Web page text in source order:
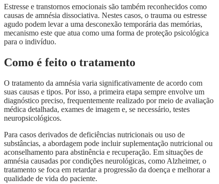
Estresse e transtornos emocionais são também reconhecidos como
causas de amnésia dissociativa. Nestes casos, o trauma ou estresse
agudo podem levar a uma desconexão temporária das memórias,
mecanismo este que atua como uma forma de proteção psicológica
para o indivíduo.
Como é feito o tratamento
O tratamento da amnésia varia significativamente de acordo com
suas causas e tipos. Por isso, a primeira etapa sempre envolve um
diagnóstico preciso, frequentemente realizado por meio de avaliação
médica detalhada, exames de imagem e, se necessário, testes
neuropsicológicos.
Para casos derivados de deficiências nutricionais ou uso de
substâncias, a abordagem pode incluir suplementação nutricional ou
aconselhamento para abstinência e recuperação. Em situações de
amnésia causadas por condições neurológicas, como Alzheimer, o
tratamento se foca em retardar a progressão da doença e melhorar a
qualidade de vida do paciente.